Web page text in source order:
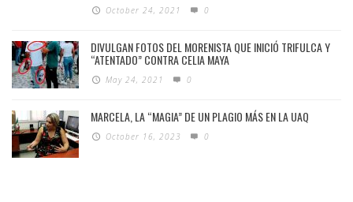
October 24, 2021 0
DIVULGAN FOTOS DEL MORENISTA QUE INICIÓ TRIFULCA Y
“ATENTADO” CONTRA CELIA MAYA
May 24, 2021 0
MARCELA, LA “MAGIA” DE UN PLAGIO MÁS EN LA UAQ
October 16, 2023 0